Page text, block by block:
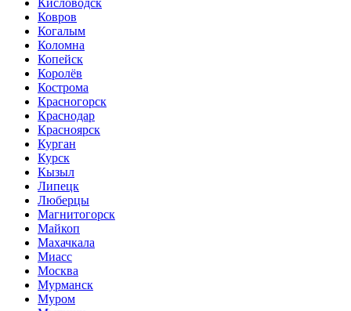
Ковров
Когалым
Коломна
Копейск
Королёв
Кострома
Красногорск
Краснодар
Красноярск
Курган
Курск
Кызыл
Липецк
Люберцы
Магнитогорск
Майкоп
Махачкала
Миасс
Москва
Мурманск
Муром